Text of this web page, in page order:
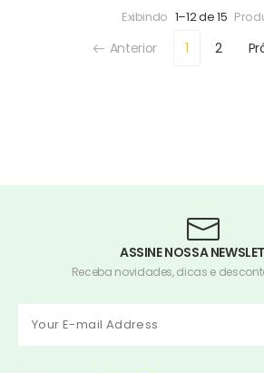
Exibindo 1–12 de 15
Anterior 1 2
ASSINE NOSSA
Receba novidades, dicas e